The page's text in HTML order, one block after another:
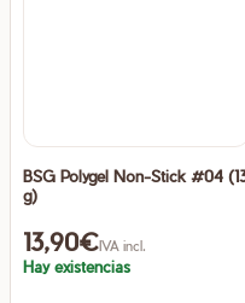
BSG Polygel Non-Stick #04
g)
13,90€IVA incl.
Hay existencias